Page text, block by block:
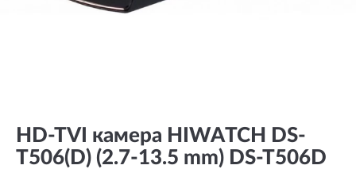
HD-TVI камера HIWATCH DS-
T506(D) (2.7-13.5 mm) DS-T506D